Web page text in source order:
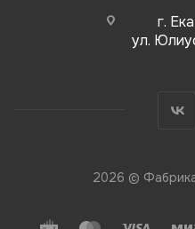
г.
ул.
2026 ©